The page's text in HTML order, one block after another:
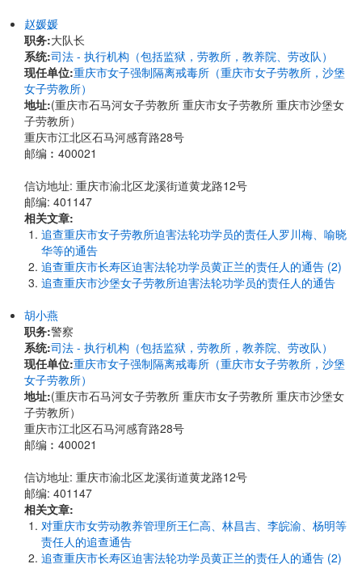
赵媛媛
职务:大队长
系统:司法 - 执行机构（包括监狱，劳教所，教养院、劳改队）
现任单位:重庆市女子强制隔离戒毒所（重庆市女子劳教所，沙堡
女子劳教所）
地址:(重庆市石马河女子劳教所 重庆市女子劳教所 重庆市沙堡女
子劳教所）
重庆市江北区石马河感育路28号
邮编︰400021
信访地址: 重庆市渝北区龙溪街道黄龙路12号
邮编: 401147
相关文章:
追查重庆市女子劳教所迫害法轮功学员的责任人罗川梅、喻晓
华等的通告
追查重庆市长寿区迫害法轮功学员黄正兰的责任人的通告 (2)
追查重庆市沙堡女子劳教所迫害法轮功学员的责任人的通告
胡小燕
职务:警察
系统:司法 - 执行机构（包括监狱，劳教所，教养院、劳改队）
现任单位:重庆市女子强制隔离戒毒所（重庆市女子劳教所，沙堡
女子劳教所）
地址:(重庆市石马河女子劳教所 重庆市女子劳教所 重庆市沙堡女
子劳教所）
重庆市江北区石马河感育路28号
邮编︰400021
信访地址: 重庆市渝北区龙溪街道黄龙路12号
邮编: 401147
相关文章:
对重庆市女劳动教养管理所王仁高、林昌吉、李皖渝、杨明等
责任人的追查通告
追查重庆市长寿区迫害法轮功学员黄正兰的责任人的通告 (2)